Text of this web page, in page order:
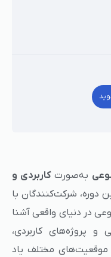
به‌صورتکاربردی و
دوره، شرکت‌کنندگان با
در دنیای واقعی آشنا
پروژه‌های کاربردی،
موقعیت‌های مختلف یاد